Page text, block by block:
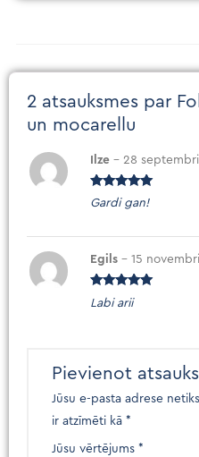
2 atsauksmes par
un mocarellu
Novērtēts
ar5 no 5
Ilze – 28
Gardi gan!
Novērtēts
ar5no 5
Egils – 15
Labi arii
Pievienot
Jūsu e-pasta adrese
ir atzīmēti kā *
Jūsu vērtējums *